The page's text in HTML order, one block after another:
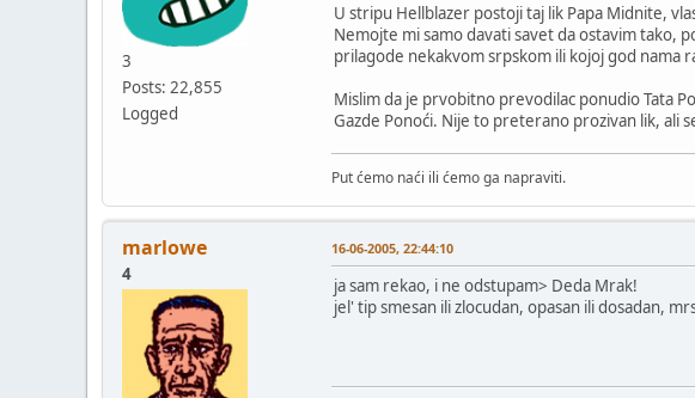
3
Posts: 22,855
Logged
U stripu Hellblazer postoji taj lik Papa Midnite,
Nemojte mi samo davati savet da ostavim tako,
prilagode nekakvom srpskom ili kojoj god nama
Mislim da je prvobitno prevodilac ponudio Tata
Gazde Ponoći. Nije to preterano prozivan lik, ali
Put ćemo naći ili ćemo ga napraviti.
marlowe
4
16-06-2005, 22:44:10
ja sam rekao, i ne odstupam> Deda Mrak!
jel' tip smesan ili zlocudan, opasan ili dosadan,